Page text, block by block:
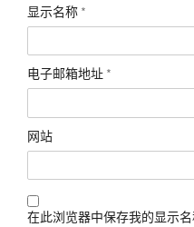
显示名称 *
电子邮箱地址 *
网站
在此浏览器中保存我的显示